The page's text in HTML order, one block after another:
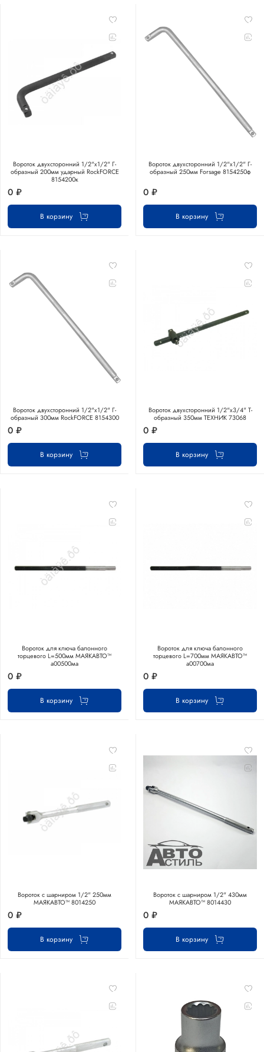
Вороток двухсторонний 1/2"x1/2" Г-
образный 200мм ударный RockFORCE
8154200к
0 ₽
В корзину
Вороток двухсторонний 1/2"x1/2" Г-
образный 250мм Forsage 8154250ф
0 ₽
В корзину
Вороток двухсторонний 1/2"x1/2" Г-
образный 300мм RockFORCE 8154300
0 ₽
В корзину
Вороток двухсторонний 1/2"x3/4" Т-
образный 350мм ТЕХНИК 73068
0 ₽
В корзину
Вороток для ключа балонного
торцевого L=500мм МАЯКАВТО™
а00500ма
0 ₽
В корзину
Вороток для ключа балонного
торцевого L=700мм МАЯКАВТО™
а00700ма
0 ₽
В корзину
Вороток с шарниром 1/2" 250мм
МАЯКАВТО™ 8014250
0 ₽
В корзину
Вороток с шарниром 1/2" 430мм
МАЯКАВТО™ 8014430
0 ₽
В корзину